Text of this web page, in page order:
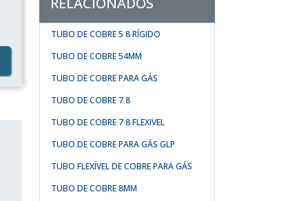
TUBO DE COBRE 5 8 RÍGIDO
TUBO DE COBRE 54MM
TUBO DE COBRE PARA GÁS
TUBO DE COBRE 7 8
TUBO DE COBRE 7 8 FLEXIVEL
TUBO DE COBRE PARA GÁS GLP
TUBO FLEXÍVEL DE COBRE PARA GÁS
TUBO DE COBRE 8MM